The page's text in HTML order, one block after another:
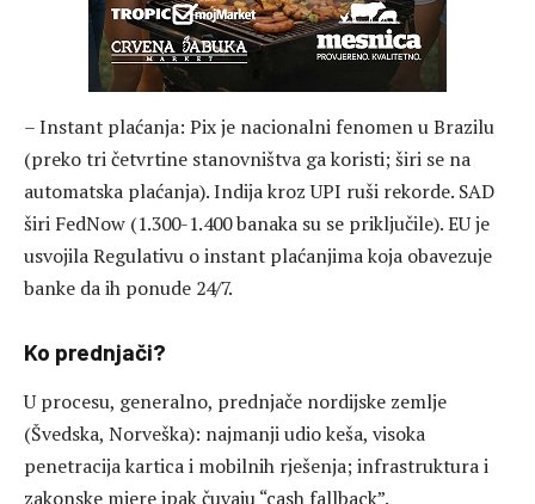
– Instant plaćanja: Pix je nacionalni fenomen u Brazilu
(preko tri četvrtine stanovništva ga koristi; širi se na
automatska plaćanja). Indija kroz UPI ruši rekorde. SAD
širi FedNow (1.300-1.400 banaka su se priključile). EU je
usvojila Regulativu o instant plaćanjima koja obavezuje
banke da ih ponude 24/7.
Ko prednjači?
U procesu, generalno, prednjače nordijske zemlje
(Švedska, Norveška): najmanji udio keša, visoka
penetracija kartica i mobilnih rješenja; infrastruktura i
zakonske mjere ipak čuvaju “cash fallback”.